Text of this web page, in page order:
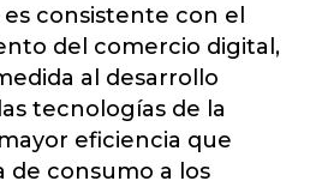
consistente con el
del comercio digital,
al desarrollo
tecnologías de la
eficiencia que
de consumo a los